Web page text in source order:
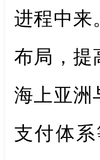
进程中来
布局，提
海上亚洲
支付体